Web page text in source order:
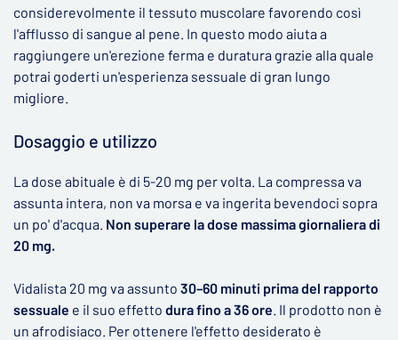
considerevolmente il tessuto muscolare favorendo così
l'afflusso di sangue al pene. In questo modo aiuta a
raggiungere un'erezione ferma e duratura grazie alla quale
potrai goderti un'esperienza sessuale di gran lungo
migliore.
Dosaggio e utilizzo
La dose abituale è di 5-20 mg per volta. La compressa va
assunta intera, non va morsa e va ingerita bevendoci sopra
un po' d'acqua. Non superare la dose massima giornaliera di
20 mg.
Vidalista 20 mg va assunto 30–60 minuti prima del rapporto
sessuale e il suo effetto dura fino a 36 ore. Il prodotto non è
un afrodisiaco. Per ottenere l'effetto desiderato è